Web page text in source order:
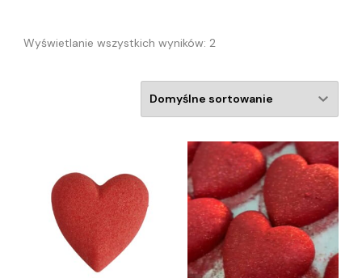
Wyświetlanie wszystkich wyników: 2